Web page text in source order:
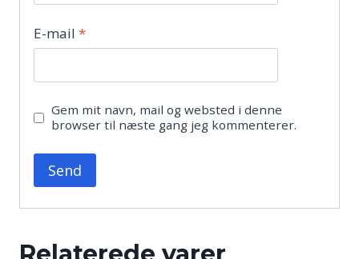
E-mail *
Gem mit navn, mail og websted i denne
browser til næste gang jeg kommenterer.